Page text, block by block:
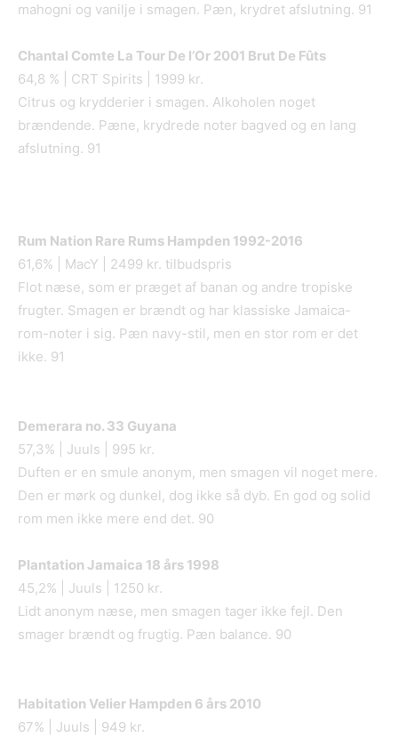
mahogni og vanilje i smagen. Pæn, krydret afslutning. 91
Chantal Comte La Tour De l’Or 2001 Brut De Fûts
64,8 % | CRT Spirits | 1999 kr.
Citrus og krydderier i smagen. Alkoholen noget
brændende. Pæne, krydrede noter bagved og en lang
afslutning. 91
Rum Nation Rare Rums Hampden 1992-2016
61,6% | MacY | 2499 kr. tilbudspris
Flot næse, som er præget af banan og andre tropiske
frugter. Smagen er brændt og har klassiske Jamaica-
rom-noter i sig. Pæn navy-stil, men en stor rom er det
ikke. 91
Demerara no. 33 Guyana
57,3% | Juuls | 995 kr.
Duften er en smule anonym, men smagen vil noget mere.
Den er mørk og dunkel, dog ikke så dyb. En god og solid
rom men ikke mere end det. 90
Plantation Jamaica 18 års 1998
45,2% | Juuls | 1250 kr.
Lidt anonym næse, men smagen tager ikke fejl. Den
smager brændt og frugtig. Pæn balance. 90
Habitation Velier Hampden 6 års 2010
67% | Juuls | 949 kr.